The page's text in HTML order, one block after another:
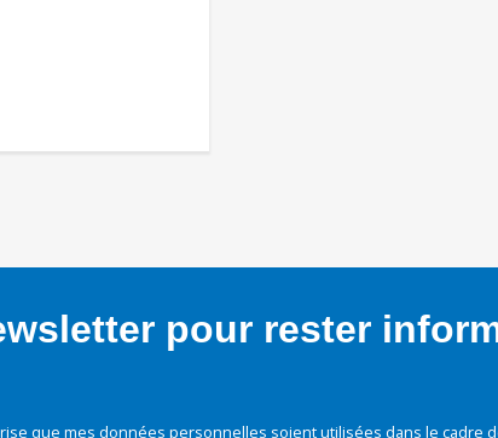
pour rester
que mes données personnelles soient utilisées dans le cadre